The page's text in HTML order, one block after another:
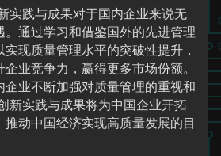
实践与成果对于国内企业来说无
。通过学习和借鉴国外的先进管理
现质量管理水平的突破性提升，
业竞争力，赢得更多市场份额。
业不断加强对质量管理的重视和
新实践与成果将为中国企业开拓
动中国经济实现高质量发展的目